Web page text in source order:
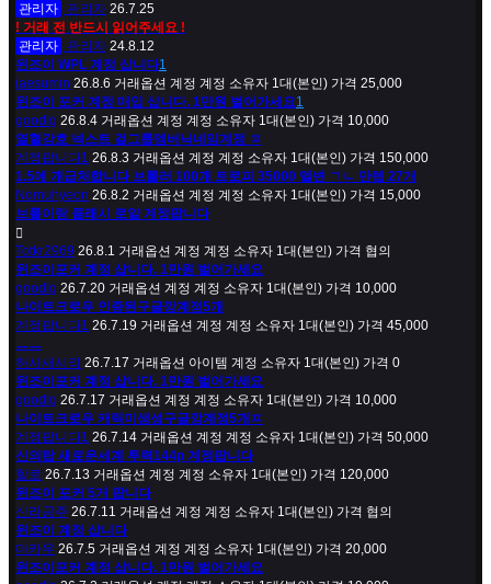
관리자
관리자 26.7.25
! 거래 전 반드시 읽어주세요 !
관리자
관리자 24.8.12
윈조이 WPL 계정 삽니다1
jaesumin 26.8.6 거래옵션 계정 계정 소유자 1대(본인) 가격 25,000
윈조이 포커 계정 매입 삽니다. 1만원 벌어가세요1
goodlg 26.8.4 거래옵션 계정 계정 소유자 1대(본인) 가격 10,000
열혈강호 넥스트 걸그룹멤버닉네임계정 ㅍ
계정팝니다1 26.8.3 거래옵션 계정 계정 소유자 1대(본인) 가격 150,000
1.5에 개급처합니다 브롤러 100개 트로피 35000 멜변 ㄱㄴ 만렙 27개
Nomuhyeon 26.8.2 거래옵션 계정 계정 소유자 1대(본인) 가격 15,000
브롤이랑 클래시 로얄 계정팝니다
Totkr2969 26.8.1 거래옵션 계정 계정 소유자 1대(본인) 가격 협의
윈조이포커 계정 삽니다. 1만원 벌어가세요
goodlg 26.7.20 거래옵션 계정 계정 소유자 1대(본인) 가격 10,000
나이트크로우 인증된구글깡계정5개
계정팝니다1 26.7.19 거래옵션 계정 계정 소유자 1대(본인) 가격 45,000
ㅡㅡ
하시새시리 26.7.17 거래옵션 아이템 계정 소유자 1대(본인) 가격 0
윈조이포커 계정 삽니다. 1만원 벌어가세요
goodlg 26.7.17 거래옵션 계정 계정 소유자 1대(본인) 가격 10,000
나이트크로우 캐릭미생성구글깡계정5개ㅍ
계정팝니다1 26.7.14 거래옵션 계정 계정 소유자 1대(본인) 가격 50,000
신의탑 새로운세계 투력144p 계정팝니다
할로 26.7.13 거래옵션 계정 계정 소유자 1대(본인) 가격 120,000
윈조이 포커 5개 팝니다
신라공주 26.7.11 거래옵션 계정 계정 소유자 1대(본인) 가격 협의
윈조이 계정 삽니다
마카우 26.7.5 거래옵션 계정 계정 소유자 1대(본인) 가격 20,000
윈조이포커 계정 삽니다. 1만원 벌어가세요